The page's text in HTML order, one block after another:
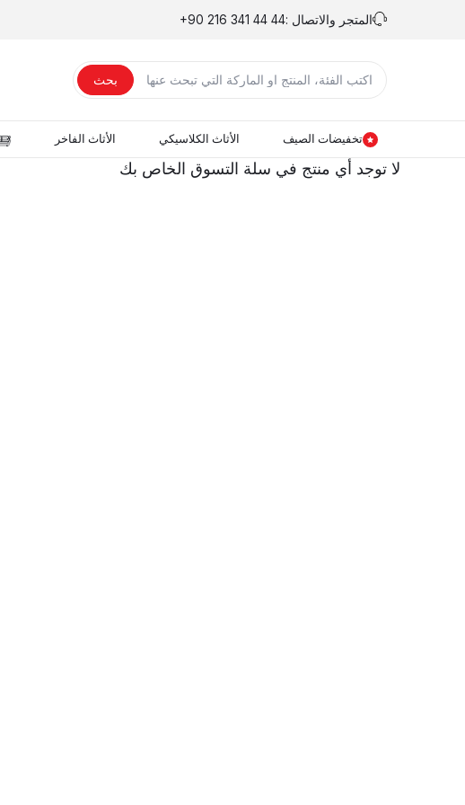
المتجر والاتصال :+90 216 341 44 44
بحث
تخفيضات الصيف الأثاث الكلاسيكي الأثاث الفاخر
لا توجد أي منتج في سلة التسوق الخاص بك